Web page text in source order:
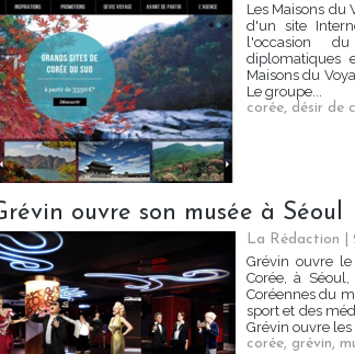
Les Maisons du
d'un site
l'occasion
diplomatiques
Maisons du
Le groupe...
corée, désir de
ouvre son musée à Séoul
La Rédaction |
Grévin ouvre
Corée, à
Coréennes du
sport et des
Grévin ouvre les
corée, grévin,